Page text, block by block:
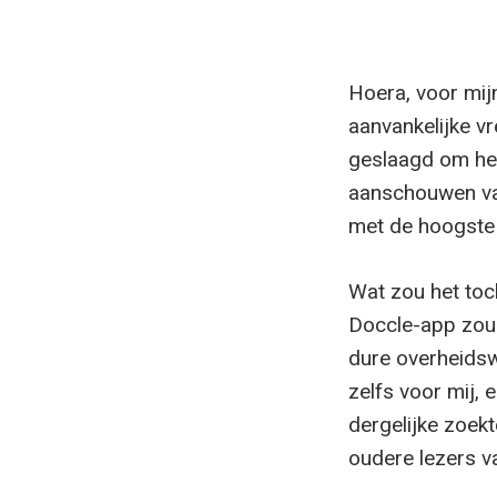
Hoera, voor
aanvankelijke
geslaagd om
aanschouwen
met de
Wat zou het
Doccle-app
dure
zelfs voor mij,
dergelijke
oudere lezers